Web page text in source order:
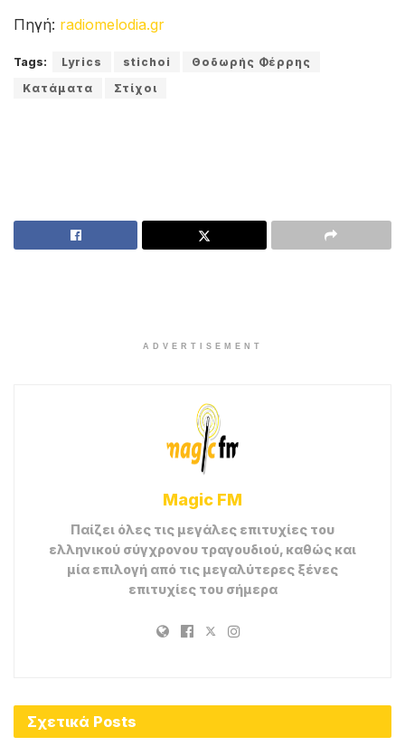
Πηγή: radiomelodia.gr
Tags: Lyrics stichoi
Θοδωρής Φέρρης
Κατάματα
Στίχοι
ADVERTISEMENT
Magic FM
Παίζει όλες τις μεγάλες επιτυχίες του
ελληνικού σύγχρονου τραγουδιού, καθώς και
μία επιλογή από τις μεγαλύτερες ξένες
επιτυχίες του σήμερα
Σχετικά Posts